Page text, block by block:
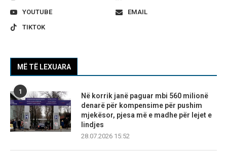
YOUTUBE
EMAIL
TIKTOK
MË TË LEXUARA
1
Në korrik janë paguar mbi 560 milionë
denarë për kompensime për pushim
mjekësor, pjesa më e madhe për lejet e
lindjes
28.07.2026 15:52